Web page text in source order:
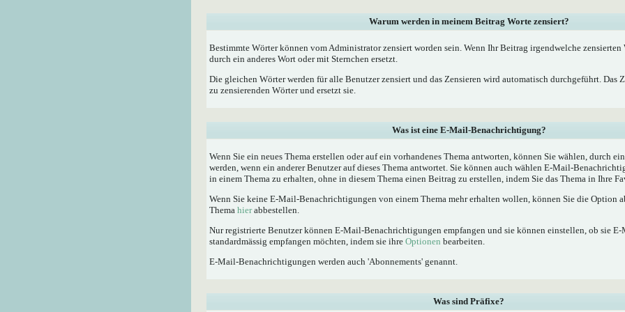
Warum werden in meinem Beitrag Worte zensiert?
Bestimmte Wörter können vom Administrator zensiert worden sein. Wenn Ihr Beitrag irgendwelche zensierten
durch ein anderes Wort oder mit Sternchen ersetzt.
Die gleichen Wörter werden für alle Benutzer zensiert und das Zensieren wird automatisch durchgeführt. Das
zu zensierenden Wörter und ersetzt sie.
Was ist eine E-Mail-Benachrichtigung?
Wenn Sie ein neues Thema erstellen oder auf ein vorhandenes Thema antworten, können Sie wählen, durch
werden, wenn ein anderer Benutzer auf dieses Thema antwortet. Sie können auch wählen E-Mail-
in einem Thema zu erhalten, ohne in diesem Thema einen Beitrag zu erstellen, indem Sie das Thema in Ihre
Wenn Sie keine E-Mail-Benachrichtigungen von einem Thema mehr erhalten wollen, können Sie die Option
Thema hierabbestellen.
Nur registrierte Benutzer können E-Mail-Benachrichtigungen empfangen und sie können einstellen, ob sie
standardmässig empfangen möchten, indem sie ihre Optionen bearbeiten.
E-Mail-Benachrichtigungen werden auch 'Abonnements' genannt.
Was sind Präfixe?